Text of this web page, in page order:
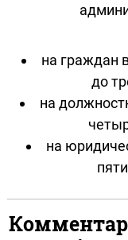
на граждан
до
на
на